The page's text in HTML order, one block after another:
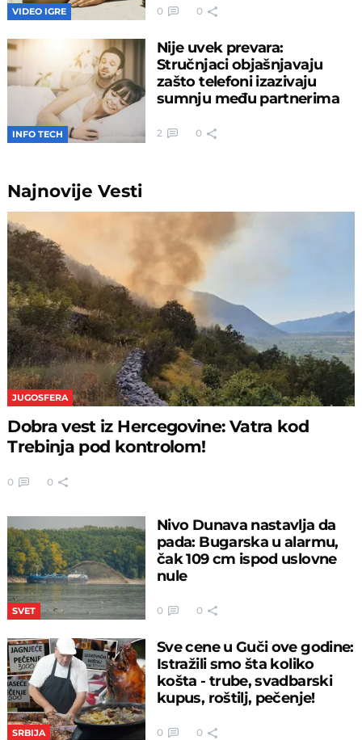
VIDEO IGRE 0 0
INFO TECH
Nije uvek prevara:
Stručnjaci objašnjavaju
zašto telefoni izazivaju
sumnju među partnerima
2 0
NajnovijeVesti
JUGOSFERA
Dobra vest iz Hercegovine: Vatra kod
Trebinja pod kontrolom!
0 0
SVET
Nivo Dunava nastavlja da
pada: Bugarska u alarmu,
čak 109 cm ispod uslovne
nule
0 0
SRBIJA
Sve cene u Guči ove godine:
Istražili smo šta koliko
košta - trube, svadbarski
kupus, roštilj, pečenje!
0 0